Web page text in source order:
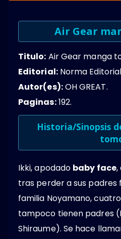
Air Gear
Titulo: Air Gear manga
Editorial:Norma
Autor(es):OH GREAT.
Paginas:192.
Historia/Sinopsis
Ikki, apodado baby face,
tras perder a sus padres
familia Noyamano,
tampoco tienen padres
Shiraume). Se hace